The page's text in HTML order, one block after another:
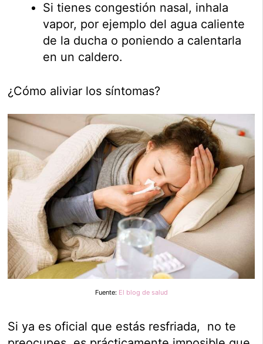
Si tienes congestión nasal, inhala
vapor, por ejemplo del agua caliente
de la ducha o poniendo a calentarla
en un caldero.
¿Cómo aliviar los síntomas?
Fuente: El blog de salud
Si ya es oficial que estás resfriada, no te